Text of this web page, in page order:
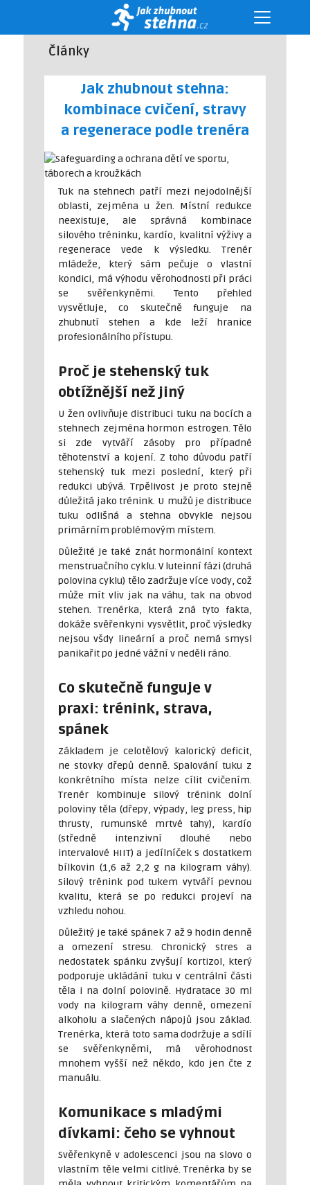
Články
Jak zhubnout stehna:
kombinace cvičení, stravy
a regenerace podle trenéra
Tuk na stehnech patří mezi nejodolnější
oblasti, zejména u žen. Místní redukce
neexistuje, ale správná kombinace
silového tréninku, kardío, kvalitní výživy a
regenerace vede k výsledku. Trenér
mládeže, který sám pečuje o vlastní
kondici, má výhodu věrohodnosti při práci
se svěřenkyněmi. Tento přehled
vysvětluje, co skutečně funguje na
zhubnutí stehen a kde leží hranice
profesionálního přístupu.
Proč je stehenský tuk
obtížnější než jiný
U žen ovlivňuje distribuci tuku na bocích a
stehnech zejména hormon estrogen. Tělo
si zde vytváří zásoby pro případné
těhotenství a kojení. Z toho důvodu patří
stehenský tuk mezi poslední, který při
redukci ubývá. Trpělivost je proto stejně
důležitá jako trénink. U mužů je distribuce
tuku odlišná a stehna obvykle nejsou
primárním problémovým místem.
Důležité je také znát hormonální kontext
menstruačního cyklu. V luteinní fázi (druhá
polovina cyklu) tělo zadržuje více vody, což
může mít vliv jak na váhu, tak na obvod
stehen. Trenérka, která zná tyto fakta,
dokáže svěřenkyni vysvětlit, proč výsledky
nejsou všdy lineární a proč nemá smysl
panikařit po jedné vážní v neděli ráno.
Co skutečně funguje v
praxi: trénink, strava,
spánek
Základem je celotělový kalorický deficit,
ne stovky dřepů denně. Spalování tuku z
konkrétního místa nelze cílit cvičením.
Trenér kombinuje silový trénink dolní
poloviny těla (dřepy, výpady, leg press, hip
thrusty, rumunské mrtvé tahy), kardío
(středně intenzivní dlouhé nebo
intervalové HIIT) a jedílníček s dostatkem
bílkovin (1,6 až 2,2 g na kilogram váhy).
Silový trénink pod tukem vytváří pevnou
kvalitu, která se po redukci projeví na
vzhledu nohou.
Důležitý je také spánek 7 až 9 hodin denně
a omezení stresu. Chronický stres a
nedostatek spánku zvyšují kortizol, který
podporuje ukládání tuku v centrální části
těla i na dolní polovině. Hydratace 30 ml
vody na kilogram váhy denně, omezení
alkoholu a slačených nápojů jsou základ.
Trenérka, která toto sama dodržuje a sdílí
se svěřenkyněmi, má věrohodnost
mnohem vyšší než někdo, kdo jen čte z
manuálu.
Komunikace s mladými
dívkami: čeho se vyhnout
Svěřenkyně v adolescenci jsou na slovo o
vlastním těle velmi citlivé. Trenérka by se